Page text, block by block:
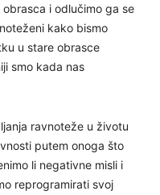
i odlučimo ga se
kako bismo
u stare obrasce
smo kada nas
ravnoteže u životu
putem onoga što
li negativne misli i
reprogramirati svoj